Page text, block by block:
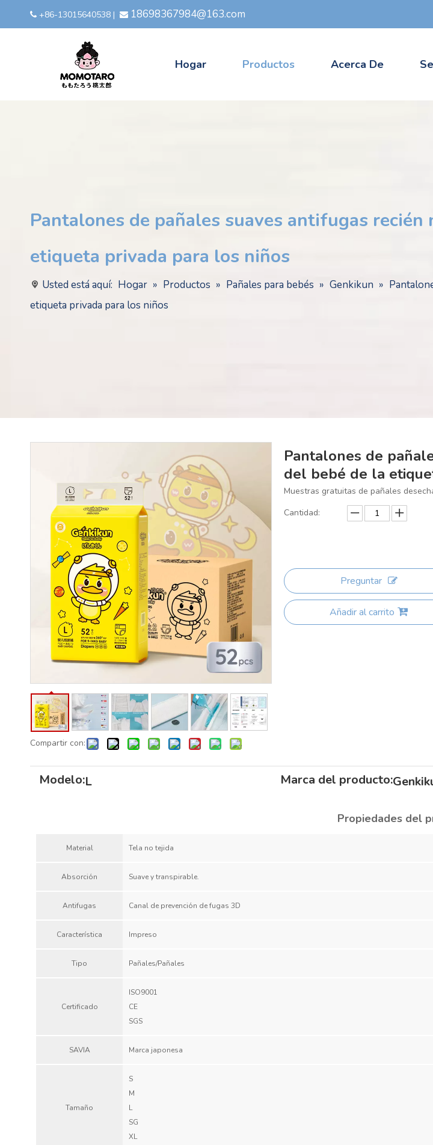
 +86-13015640538 |  18698367984@163.com
Hogar Productos Acerca De
Pantalones de pañales suaves antifugas
etiqueta privada para los niños
Usted está aquí: Hogar » Productos » Pañales para bebés » Genkikun »
etiqueta privada para los niños
Compartir con:
Pantalones de
del bebé de la
Muestras gratuitas de pañales
Cantidad:
Preguntar
Añadir al carrito
Modelo:L Marca del producto:
Propiedades del
Material Tela no tejida
Absorción Suave y transpirable.
Antifugas Canal de prevención de fugas 3D
Característica Impreso
Tipo Pañales/Pañales
Certificado
ISO9001
CE
SGS
SAVIA Marca japonesa
Tamaño
S
M
L
SG
XL